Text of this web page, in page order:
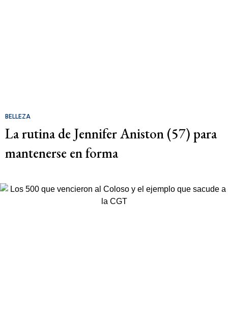
BELLEZA
La rutina de Jennifer Aniston (57) para
mantenerse en forma